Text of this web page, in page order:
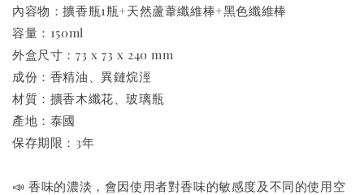
內容物：擴香瓶1瓶+天然蘆葦纖維棒+黑色纖維棒
容量：150ml
外盒尺寸：73 x 73 x 240 mm
成份：香精油、異鏈烷涇
材質：擴香木纖花、玻璃瓶
產地：泰國
保存期限：3年
📣 香味的濃淡，會因使用者對香味的敏感度及不同的使用空